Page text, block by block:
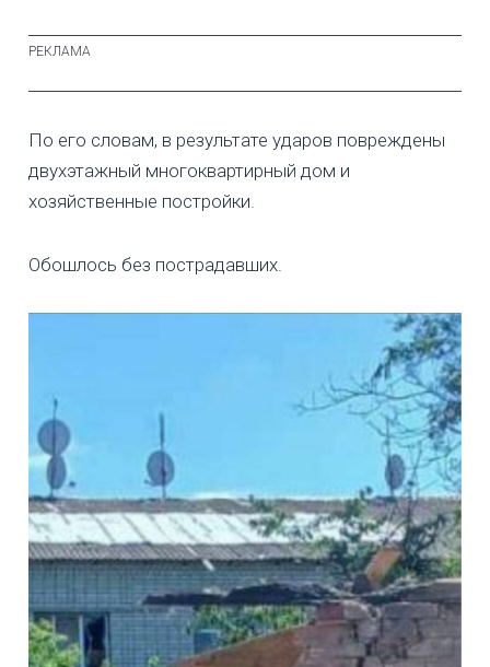
По его словам, в результате ударов повреждены
двухэтажный многоквартирный дом и
хозяйственные постройки.
Обошлось без пострадавших.